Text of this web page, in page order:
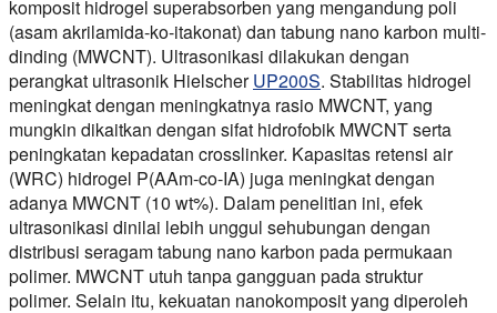
komposit hidrogel superabsorben yang mengandung poli
(asam akrilamida-ko-itakonat) dan tabung nano karbon multi-
dinding (MWCNT). Ultrasonikasi dilakukan dengan
perangkat ultrasonik HielscherUP200S. Stabilitas hidrogel
meningkat dengan meningkatnya rasio MWCNT, yang
mungkin dikaitkan dengan sifat hidrofobik MWCNT serta
peningkatan kepadatan crosslinker. Kapasitas retensi air
(WRC) hidrogel P(AAm-co-IA) juga meningkat dengan
adanya MWCNT (10 wt%). Dalam penelitian ini, efek
ultrasonikasi dinilai lebih unggul sehubungan dengan
distribusi seragam tabung nano karbon pada permukaan
polimer. MWCNT utuh tanpa gangguan pada struktur
polimer. Selain itu, kekuatan nanokomposit yang diperoleh